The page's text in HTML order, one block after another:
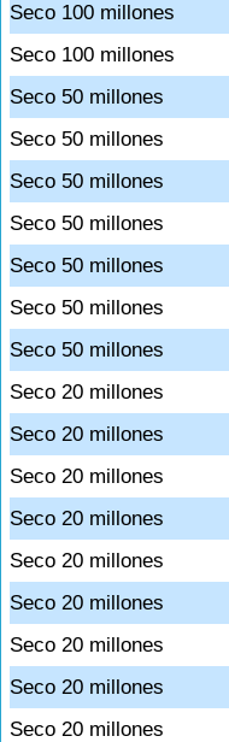
Seco 100 millones
Seco 100 millones
Seco 50 millones
Seco 50 millones
Seco 50 millones
Seco 50 millones
Seco 50 millones
Seco 50 millones
Seco 50 millones
Seco 20 millones
Seco 20 millones
Seco 20 millones
Seco 20 millones
Seco 20 millones
Seco 20 millones
Seco 20 millones
Seco 20 millones
Seco 20 millones